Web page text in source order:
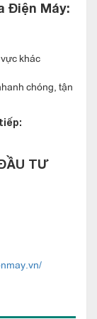
gia đình lựa
nói
so với điều
của máy nén
độ môi chất
thiết lập. Tính
mái trong
Điện Máy:
khác
chóng, tận
TƯ